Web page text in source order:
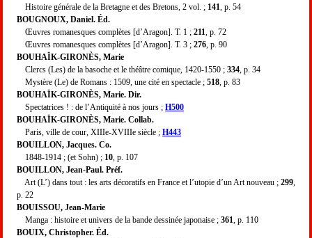
Histoire générale de la Bretagne et des Bretons, 2 vol. ; 141 , p. 54
BOUGNOUX, Daniel. Éd.
Œuvres romanesques complètes [d’Aragon]. T. 1 ; 211 , p. 72
Œuvres romanesques complètes [d’Aragon]. T. 3 ; 276 , p. 90
BOUHAÏK-GIRONÈS, Marie
Clercs (Les) de la basoche et le théâtre comique, 1420-1550 ; 334 , p. 34
Mystère (Le) de Romans : 1509, une cité en spectacle ; 518 , p. 83
BOUHAÏK-GIRONÈS, Marie. Dir.
Spectatrices ! : de l’Antiquité à nos jours ; H500
BOUHAÏK-GIRONÈS, Marie. Collab.
Paris, ville de cour, XIIIe-XVIIIe siècle ; H443
BOUILLON, Jacques. Co.
1848-1914 ; (et Sohn) ; 10 , p. 107
BOUILLON, Jean-Paul. Préf.
Art (L’) dans tout : les arts décoratifs en France et l’utopie d’un Art nouveau ; 299
p. 22
BOUISSOU, Jean-Marie
Manga : histoire et univers de la bande dessinée japonaise ; 361 , p. 110
BOUIX, Christopher. Éd.